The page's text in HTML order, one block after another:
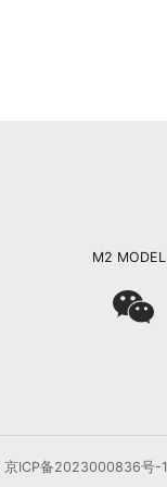
M2
京ICP备2023000836号-1